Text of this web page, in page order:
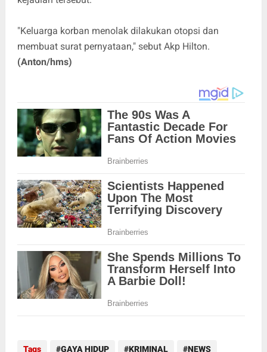
"Keluarga korban menolak dilakukan otopsi dan
membuat surat pernyataan," sebut Akp Hilton.
(Anton/hms)
Tags GAYA HIDUP KRIMINAL
NEWS